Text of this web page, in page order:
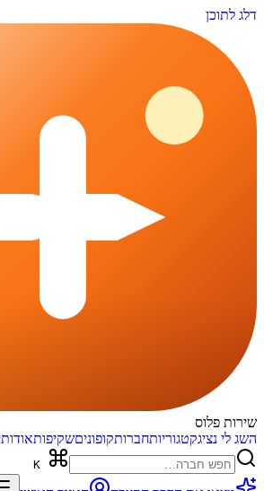
דלג לתוכן
שירות פלוס
השג לי נציגקטגוריותחברותקופוניםשקיפותאודות